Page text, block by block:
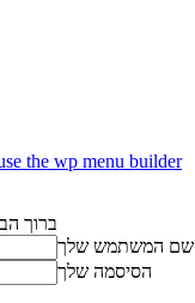
the wp menu builder
ברוך
שם המשתמש שלך
הסיסמה שלך